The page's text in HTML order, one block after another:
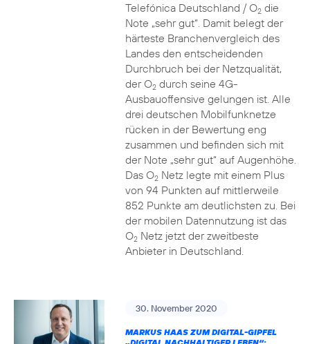
Telefónica Deutschland / O2die
Note „sehr gut“. Damit belegt der
härteste Branchenvergleich des
Landes den entscheidenden
Durchbruch bei der Netzqualität,
der O2durch seine 4G-
Ausbauoffensive gelungen ist. Alle
drei deutschen Mobilfunknetze
rücken in der Bewertung eng
zusammen und befinden sich mit
der Note „sehr gut“ auf Augenhöhe.
Das O2Netz legte mit einem Plus
von 94 Punkten auf mittlerweile
852 Punkte am deutlichsten zu. Bei
der mobilen Datennutzung ist das
O2Netz jetzt der zweitbeste
Anbieter in Deutschland.
30. November 2020
MARKUS HAAS ZUM DIGITAL-GIPFEL